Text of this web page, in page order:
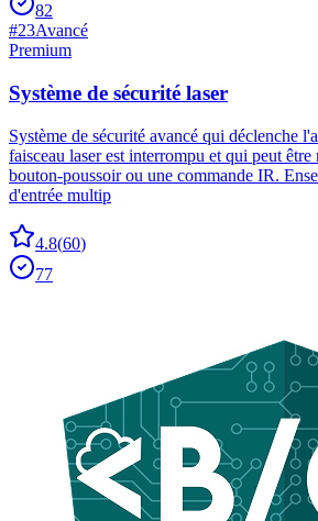
82
#23Avancé
Premium
Système de sécurité laser
Système de sécurité avancé qui déclenche
faisceau laser est interrompu et qui peut
bouton-poussoir ou une commande IR.
d'entrée multip
4.8(60)
77